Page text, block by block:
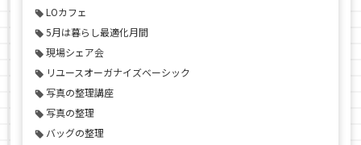
LOカフェ
5月は暮らし最適化月間
現場シェア会
リユースオーガナイズベーシック
写真の整理講座
写真の整理
バッグの整理